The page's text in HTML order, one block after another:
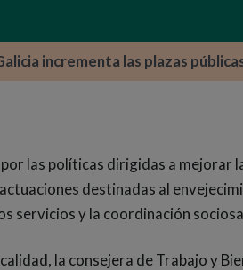
incrementa las plazas
las políticas dirigidas a mejorar
destinadas al
servicios y la coordinación
la consejera de Trabajo y